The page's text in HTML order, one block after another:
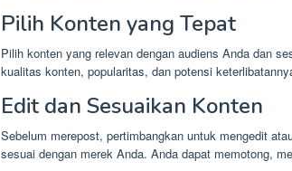
Pilih Konten yang Tepat
Pilih konten yang relevan dengan audiens Anda dan
kualitas konten, popularitas, dan potensi
Edit dan Sesuaikan Konten
Sebelum merepost, pertimbangkan untuk mengedit
sesuai dengan merek Anda. Anda dapat memotong,